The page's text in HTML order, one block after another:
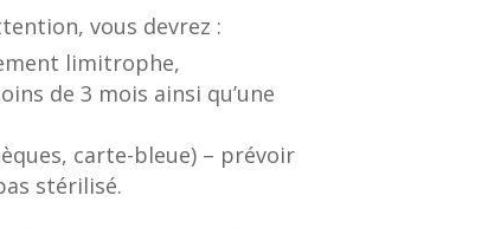
vous devrez :
limitrophe,
de 3 mois ainsi qu’une
carte-bleue) – prévoir
stérilisé.